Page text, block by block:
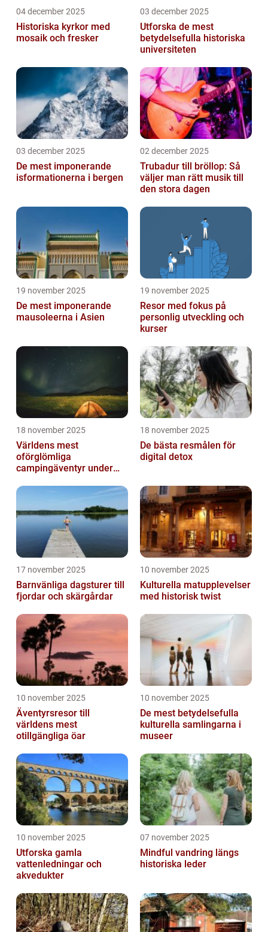
04 december 2025
Historiska kyrkor med
mosaik och fresker
03 december 2025
Utforska de mest
betydelsefulla historiska
universiteten
03 december 2025
De mest imponerande
isformationerna i bergen
02 december 2025
Trubadur till bröllop: Så
väljer man rätt musik till
den stora dagen
19 november 2025
De mest imponerande
mausoleerna i Asien
19 november 2025
Resor med fokus på
personlig utveckling och
kurser
18 november 2025
Världens mest
oförglömliga
campingäventyr under
18 november 2025
De bästa resmålen för
digital detox
17 november 2025
Barnvänliga dagsturer till
fjordar och skärgårdar
10 november 2025
Kulturella matupplevelser
med historisk twist
10 november 2025
Äventyrsresor till
världens mest
otillgängliga öar
10 november 2025
De mest betydelsefulla
kulturella samlingarna i
museer
10 november 2025
Utforska gamla
vattenledningar och
akvedukter
07 november 2025
Mindful vandring längs
historiska leder